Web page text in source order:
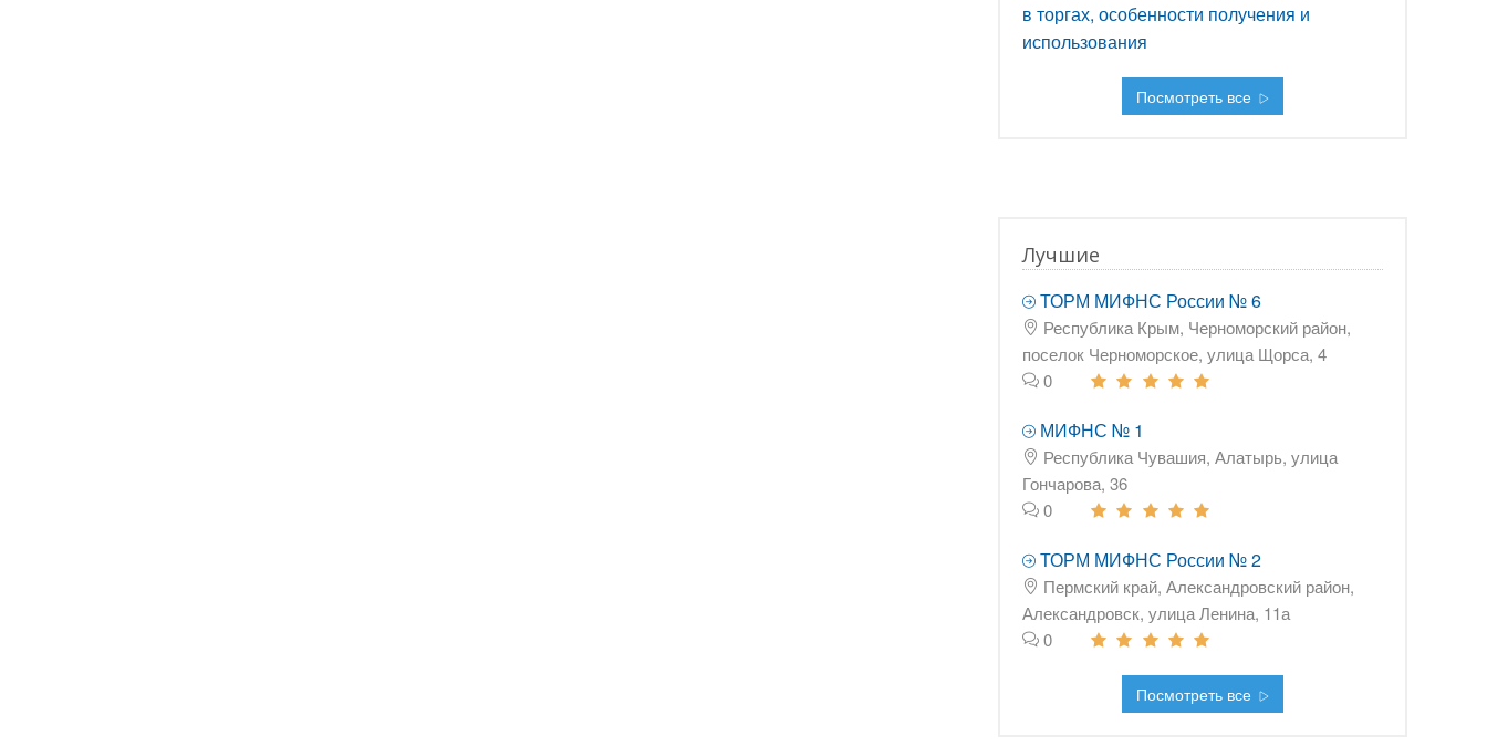
в торгах, особенности получения и
использования
Посмотреть все
Лучшие
ТОРМ МИФНС России № 6
Республика Крым, Черноморский район,
поселок Черноморское, улица Щорса, 4
0
МИФНС № 1
Республика Чувашия, Алатырь, улица
Гончарова, 36
0
ТОРМ МИФНС России № 2
Пермский край, Александровский район,
Александровск, улица Ленина, 11а
0
Посмотреть все